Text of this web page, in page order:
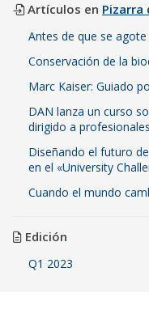
Artículos en Pizarra
Antes de que se
Conservación de la
Marc Kaiser: Guiado
DAN lanza un curso
dirigido a
Diseñando el futuro
en el «University
Cuando el mundo
Edición
Q1 2023